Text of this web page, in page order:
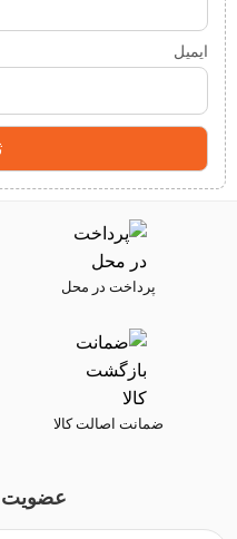
ایمیل
پرداخت در محل
ضمانت اصالت کالا
عضویت